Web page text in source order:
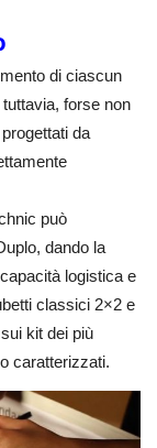
di ciascun
forse non
da
può
dando la
logistica e
classici 2×2 e
kit dei più
caratterizzati.